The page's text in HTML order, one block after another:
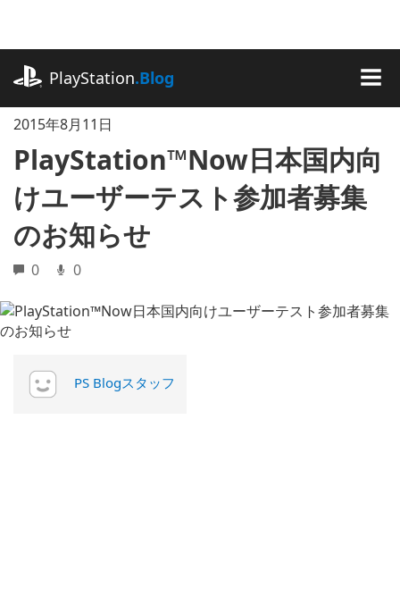
に
キ
ッ
プ
PlayStation.Blog
2015年8月11日
PlayStation™Now日本国内向
けユーザーテスト参加者募集
のお知らせ
0 0
PS Blogスタッフ